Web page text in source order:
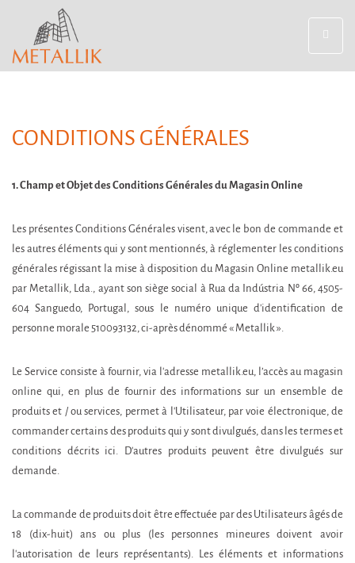
CONDITIONS GÉNÉRALES
1. Champ et Objet des Conditions Générales du Magasin Online
Les présentes Conditions Générales visent, avec le bon de commande et
les autres éléments qui y sont mentionnés, à réglementer les conditions
générales régissant la mise à disposition du Magasin Online metallik.eu
par Metallik, Lda., ayant son siège social à Rua da Indústria Nº 66, 4505-
604 Sanguedo, Portugal, sous le numéro unique d'identification de
personne morale 510093132, ci-après dénommé « Metallik ».
Le Service consiste à fournir, via l'adresse metallik.eu, l’accès au magasin
online qui, en plus de fournir des informations sur un ensemble de
produits et / ou services, permet à l'Utilisateur, par voie électronique, de
commander certains des produits qui y sont divulgués, dans les termes et
conditions décrits ici. D'autres produits peuvent être divulgués sur
demande.
La commande de produits doit être effectuée par des Utilisateurs âgés de
18 (dix-huit) ans ou plus (les personnes mineures doivent avoir
l'autorisation de leurs représentants). Les éléments et informations